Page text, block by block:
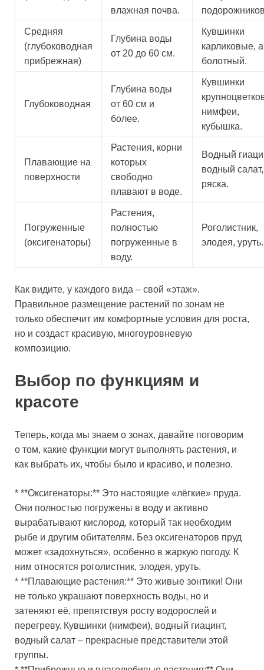
влажная почва.
Средняя
(глубоководная
прибрежная)
Глубина воды
от 20 до 60 см.
Кувшинки
карликовые,
болотный.
Глубоководная
Глубина воды
от 60 см и
более.
Кувшинки
нимфеи,
кубышка.
Плавающие на
поверхности
Растения, корни
которых
свободно
плавают в воде.
Водный
водный салат,
ряска.
Погруженные
(оксигенаторы)
Растения,
полностью
погруженные в
воду.
Роголистник,
элодея, уруть.
Как видите, у каждого вида – свой «этаж».
Правильное размещение растений по зонам не
только обеспечит им комфортные условия для роста,
но и создаст красивую, многоуровневую
композицию.
Выбор по функциям и
красоте
Теперь, когда мы знаем о зонах, давайте поговорим
о том, какие функции могут выполнять растения, и
как выбрать их, чтобы было и красиво, и полезно.
* **Оксигенаторы:** Это настоящие «лёгкие» пруда.
Они полностью погружены в воду и активно
вырабатывают кислород, который так необходим
рыбе и другим обитателям. Без оксигенаторов пруд
может «задохнуться», особенно в жаркую погоду. К
ним относятся роголистник, элодея, уруть.
* **Плавающие растения:** Это живые зонтики! Они
не только украшают поверхность воды, но и
затеняют её, препятствуя росту водорослей и
перегреву. Кувшинки (нимфеи), водный гиацинт,
водный салат – прекрасные представители этой
группы.